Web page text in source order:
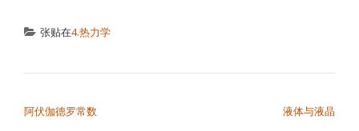
张贴在4.热力学
阿伏伽德罗常数 液体与液晶